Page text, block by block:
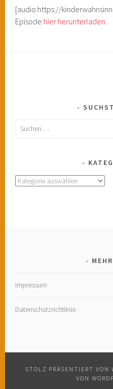
[audio:https://
Episode hier herunterladen.
Suchen
Kategorien
Impressum
Datenschutzrichtlinie
STOLZ PRÄSENTIERT VON
VON